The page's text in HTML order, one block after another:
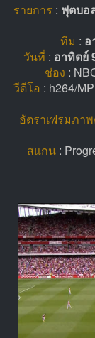
รายการ : ฟุตบอ
ทีม : อ
วันที่ : อาทิตย์
ช่อง :
วีดีโอ : h264/
อัตราเฟรมภา
สแกน :